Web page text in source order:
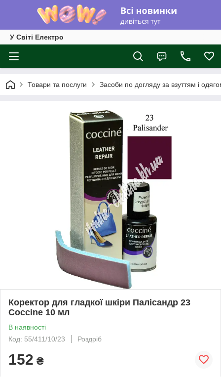
У Світі Електро
Товари та послуги Засоби по догляду за взуттям і
Коректор для гладкої шкіри Палісандр 23
Coccine 10 мл
В наявності
Код: 55/411/10/23
Роздріб
152 ₴